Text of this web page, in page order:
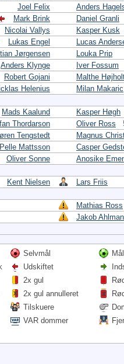
Joel Felix
Anders
Mark Brink
Daniel Granli
Nicolai Vallys
Kasper Kusk
Lukas Engel
Lucas
Jørgensen
Louka Prip
Anders Klynge
Iver Fossum
Robert Gojani
Malthe
Helenius
Milan Makaric
Mads Kaalund
Kasper Høgh
Thordarson Oliver Ross
Tengstedt
Magnus
Pelle Mattsson
Casper
Oliver Sonne Anosike
Kent Nielsen Lars Friis
Mathias Ross
Jakob
Selvmål
Udskiftet
2x gul
2x gul annulleret
Tilskuere
VAR dommer